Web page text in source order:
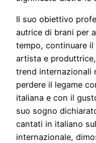
Il suo obiettivo
autrice di brani per
tempo, continuare
artista e
trend internazionali
perdere il legame
italiana e con il
suo sogno
cantati in italiano
internazionale,